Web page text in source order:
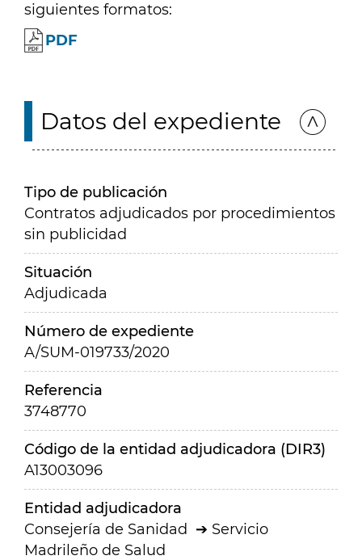
siguientes formatos:
PDF
Datos del expediente
Tipo de publicación
Contratos adjudicados por procedimientos
sin publicidad
Situación
Adjudicada
Número de expediente
A/SUM-019733/2020
Referencia
3748770
Código de la entidad adjudicadora (DIR3)
A13003096
Entidad adjudicadora
Consejería de Sanidad
Servicio
Madrileño de Salud